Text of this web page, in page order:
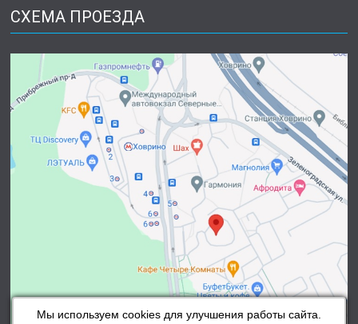
Мы используем cookies для улучшения работы сайта.
СХЕМА ПРОЕЗДА